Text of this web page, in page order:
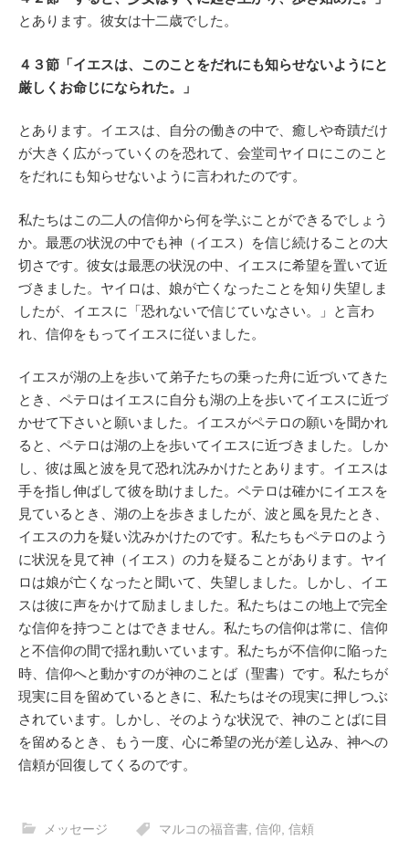
とあります。彼女は十二歳でした。
４３節「イエスは、このことをだれにも知らせないようにと
厳しくお命じになられた。」
とあります。イエスは、自分の働きの中で、癒しや奇蹟だけ
が大きく広がっていくのを恐れて、会堂司ヤイロにこのこと
をだれにも知らせないように言われたのです。
私たちはこの二人の信仰から何を学ぶことができるでしょう
か。最悪の状況の中でも神（イエス）を信じ続けることの大
切さです。彼女は最悪の状況の中、イエスに希望を置いて近
づきました。ヤイロは、娘が亡くなったことを知り失望しま
したが、イエスに「恐れないで信じていなさい。」と言わ
れ、信仰をもってイエスに従いました。
イエスが湖の上を歩いて弟子たちの乗った舟に近づいてきた
とき、ペテロはイエスに自分も湖の上を歩いてイエスに近づ
かせて下さいと願いました。イエスがペテロの願いを聞かれ
ると、ペテロは湖の上を歩いてイエスに近づきました。しか
し、彼は風と波を見て恐れ沈みかけたとあります。イエスは
手を指し伸ばして彼を助けました。ペテロは確かにイエスを
見ているとき、湖の上を歩きましたが、波と風を見たとき、
イエスの力を疑い沈みかけたのです。私たちもペテロのよう
に状況を見て神（イエス）の力を疑ることがあります。ヤイ
ロは娘が亡くなったと聞いて、失望しました。しかし、イエ
スは彼に声をかけて励ましました。私たちはこの地上で完全
な信仰を持つことはできません。私たちの信仰は常に、信仰
と不信仰の間で揺れ動いています。私たちが不信仰に陥った
時、信仰へと動かすのが神のことば（聖書）です。私たちが
現実に目を留めているときに、私たちはその現実に押しつぶ
されています。しかし、そのような状況で、神のことばに目
を留めるとき、もう一度、心に希望の光が差し込み、神への
信頼が回復してくるのです。
メッセージ マルコの福音書 信仰 信頼